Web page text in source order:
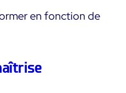
open source ou
guide de survie pour
en fonction de